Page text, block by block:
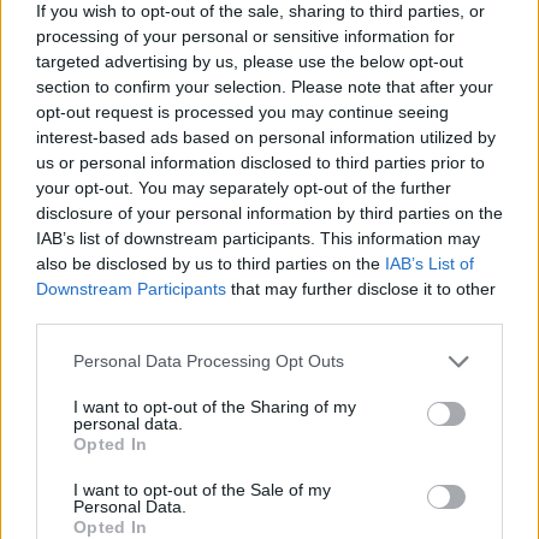
If you wish to opt-out of the sale, sharing to third parties, or
processing of your personal or sensitive information for
targeted advertising by us, please use the below opt-out
section to confirm your selection. Please note that after your
opt-out request is processed you may continue seeing
interest-based ads based on personal information utilized by
us or personal information disclosed to third parties prior to
your opt-out. You may separately opt-out of the further
disclosure of your personal information by third parties on the
IAB’s list of downstream participants. This information may
also be disclosed by us to third parties on the IAB’s List of
Downstream Participants that may further disclose it to other
Please note that this website/app uses one or more Google
not limited to your visit or usage behaviour. You may click to
grant or deny consent to Google and its third-party tags to
use your data for below specified purposes in below Google
consent section.
Personal Data Processing Opt Outs
I want to opt-out of the Sharing of my
personal data.
Opted In
I want to opt-out of the Sale of my
Personal Data.
Opted In
20. Miskolci Fröccsfesztivál tölti meg élettel a történelmi
avasi pincesorokat (Kisavas, Nagyavas és Mélyvölgy). A
rendezvény gyökerei a Múzeumok Éjszakájához és egy
2005-ös Herman Ottó múzeumbeli szódakiállításhoz
nyúlnak vissza; a fröccsfesztivál a nagy sikerre való
tekintettel 2006-ban indult el önállóan. A borászok,
fröccstúrák és utcazenészek mellett az esemény Miskolc
egyik legfontosabb közösségépítő ünnepévé vált.
A hónap végén, június 27-én a gasztronómiai
hagyományőrzés csúcsa vár ránk aKarcagi Birkafőző
a kunsági pásztorhagyományokat megőrző rendezvény
igazi kulturális alapvetés. A helyi pörkölt titka az egyedülálló
elkészítési módban rejlik: a hús a saját levében, hozzáadott
víz nélkül fő meg. A hagymás, fokhagymás, paprikás alapba